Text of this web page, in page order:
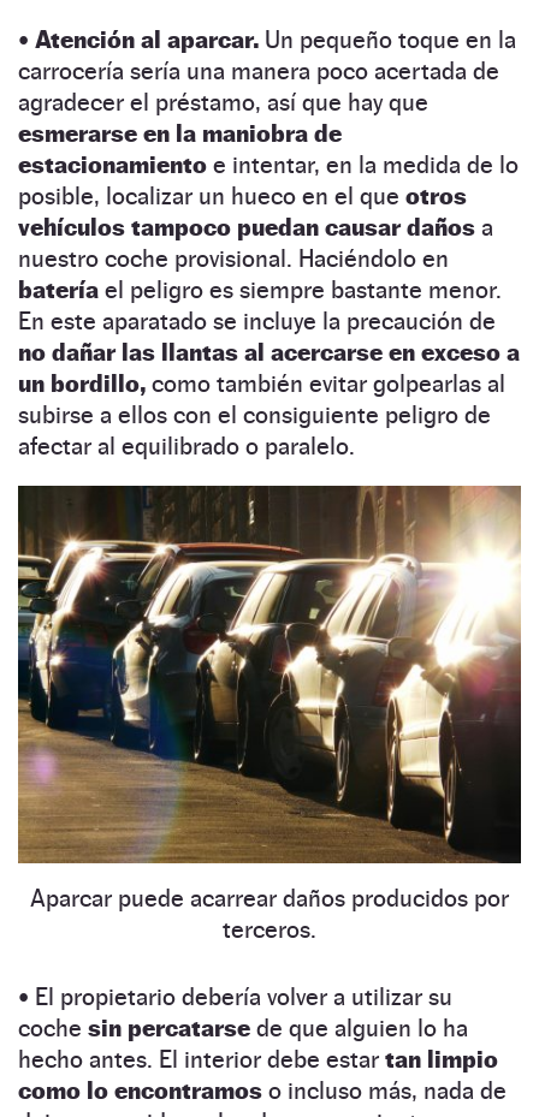
• Atención al aparcar. Un pequeño toque en la
carrocería sería una manera poco acertada de
agradecer el préstamo, así que hay que
esmerarse en la maniobra de
estacionamiento e intentar, en la medida de lo
posible, localizar un hueco en el que otros
vehículos tampoco puedan causar daños a
nuestro coche provisional. Haciéndolo en
batería el peligro es siempre bastante menor.
En este aparatado se incluye la precaución de
no dañar las llantas al acercarse en exceso a
un bordillo, como también evitar golpearlas al
subirse a ellos con el consiguiente peligro de
afectar al equilibrado o paralelo.
Aparcar puede acarrear daños producidos por
terceros.
• El propietario debería volver a utilizar su
coche sin percatarse de que alguien lo ha
hecho antes. El interior debe estar tan limpio
como lo encontramos o incluso más, nada de